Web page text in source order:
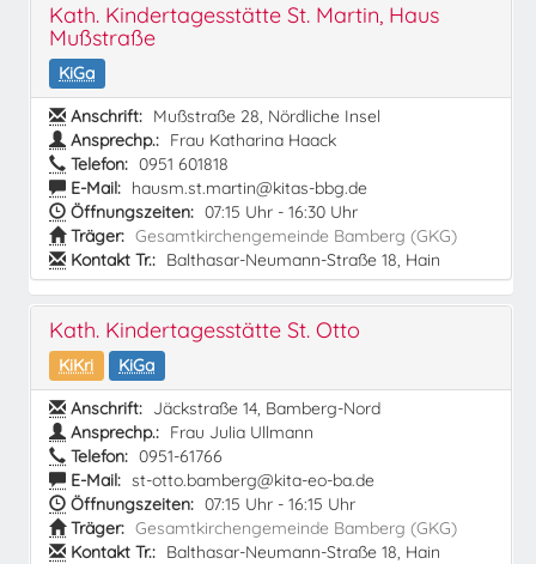
Kath. Kindertagesstätte St. Martin, Haus
Mußstraße
KiGa
Anschrift: Mußstraße 28, Nördliche Insel
Ansprechp.: Frau Katharina Haack
Telefon: 0951 601818
E-Mail: hausm.st.martin@kitas-bbg.de
Öffnungszeiten: 07:15 Uhr - 16:30 Uhr
Träger: Gesamtkirchengemeinde Bamberg (GKG)
Kontakt Tr.: Balthasar-Neumann-Straße 18, Hain
Kath. Kindertagesstätte St. Otto
KiKri
KiGa
Anschrift: Jäckstraße 14, Bamberg-Nord
Ansprechp.: Frau Julia Ullmann
Telefon: 0951-61766
E-Mail: st-otto.bamberg@kita-eo-ba.de
Öffnungszeiten: 07:15 Uhr - 16:15 Uhr
Träger: Gesamtkirchengemeinde Bamberg (GKG)
Kontakt Tr.: Balthasar-Neumann-Straße 18, Hain